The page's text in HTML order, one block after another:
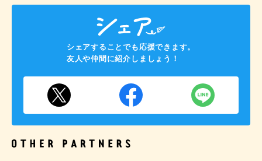
シェアすることでも応援できます。
友人や仲間に紹介しましょう！